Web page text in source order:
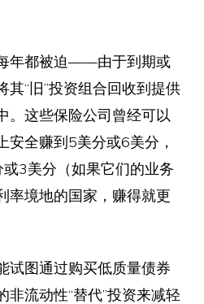
都被迫——由于到期或
“旧”投资组合回收到提供
。这些保险公司曾经可以
安全赚到5美分或6美分，
3美分（如果它们的业务
率境地的国家，赚得就更
图通过购买低质量债券
非流动性“替代”投资来减轻